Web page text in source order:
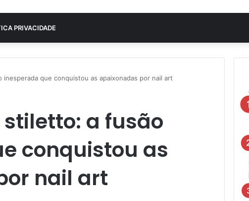
PRIVACIDADE
que conquistou as apaixonadas por nail art
a fusão
conquistou as
nail art